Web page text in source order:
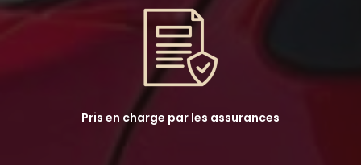
Pris en charge par les assurances